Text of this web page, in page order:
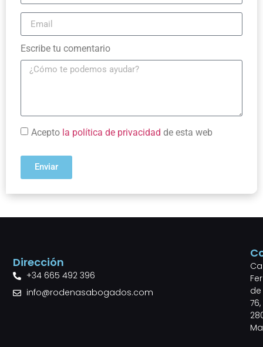
Escribe tu comentario
Acepto la política de privacidad de esta web
Enviar
de
76,
Dirección
+34 665 492 396
info@rodenasabogados.com